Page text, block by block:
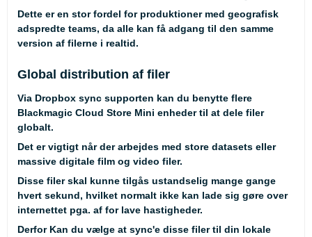
Dette er en stor fordel for produktioner med geografisk
adspredte teams, da alle kan få adgang til den samme
version af filerne i realtid.
Global distribution af filer
Via Dropbox sync supporten kan du benytte flere
Blackmagic Cloud Store Mini enheder til at dele filer
globalt.
Det er vigtigt når der arbejdes med store datasets eller
massive digitale film og video filer.
Disse filer skal kunne tilgås ustandselig mange gange
hvert sekund, hvilket normalt ikke kan lade sig gøre over
internettet pga. af for lave hastigheder.
Derfor Kan du vælge at sync'e disse filer til din lokale